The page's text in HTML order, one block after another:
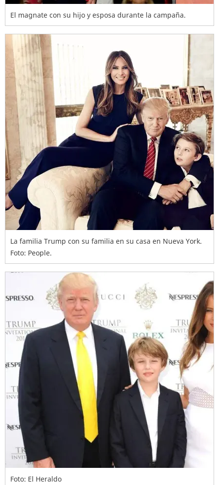
El magnate con su hijo y esposa durante la campaña.
La familia Trump con su familia en su casa en Nueva York.
Foto: People.
Foto: El Heraldo